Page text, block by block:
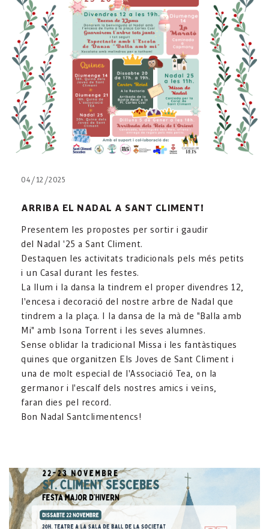
04/12/2025
ARRIBA EL NADAL A SANT CLIMENT!
Presentem les propostes per sortir i gaudir
del Nadal '25 a Sant Climent.
Destaquen les activitats tradicionals pels més petits
i un Casal durant les festes.
La llum i la dansa la tindrem el proper divendres 12,
l'encesa i decoració del nostre arbre de Nadal que
tindrem a la plaça. I la dansa de la mà de "Balla amb
Mi" amb Isona Torrent i les seves alumnes.
Sense oblidar la tradicional Missa i les fantàstiques
quines que organitzen Els Joves de Sant Climent i
una de molt especial de l'Associació Tea, on la
germanor i l'escalf dels nostres amics i veïns,
faran dies pel record.
Bon Nadal Santclimentencs!